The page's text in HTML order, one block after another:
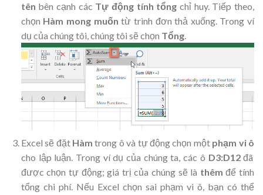
tên bên cạnh các Tự động tính tổngchỉ huy. Tiếp theo,
chọn Hàm mong muốn từ trình đơn thả xuống. Trong ví
dụ của chúng tôi, chúng tôi sẽ chọn Tổng.
Excel sẽ đặt Hàmtrong ô và tự động chọn một phạm vi ô
cho lập luận. Trong ví dụ của chúng ta, các ô D3:D12đã
được chọn tự động; giá trị của chúng sẽ là thêm để tính
tổng chi phí. Nếu Excel chọn sai phạm vi ô, bạn có thể